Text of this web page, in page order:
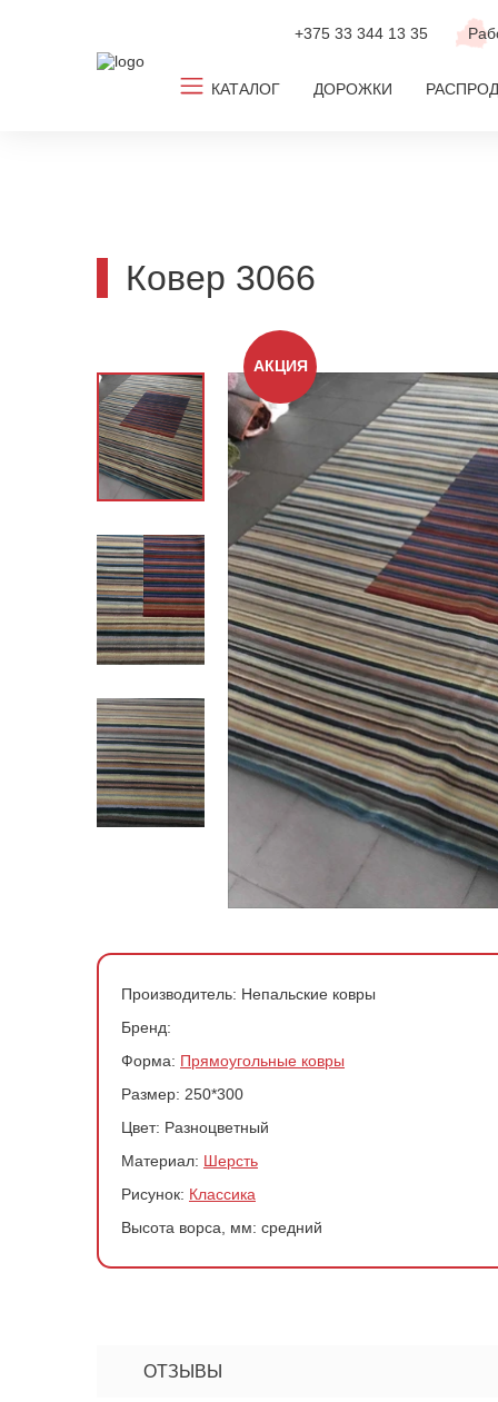
+375 33 344 13 35
КАТАЛОГ
По популярным размерам
По дизайну
По цвету
По комнате
По стране производства
По материалу
По форме
По цене
ДОРОЖКИ
Ковер 3066
АКЦИЯ
Производитель: Непальские ковры
Бренд:
Форма: Прямоугольные ковры
Размер: 250*300
Цвет: Разноцветный
Материал: Шерсть
Рисунок: Классика
Высота ворса, мм: средний
ОТЗЫВЫ